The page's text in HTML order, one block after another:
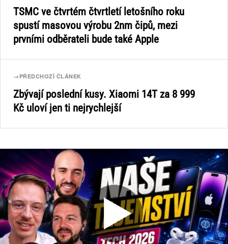
TSMC ve čtvrtém čtvrtletí letošního roku
spustí masovou výrobu 2nm čipů, mezi
prvními odběrateli bude také Apple
→ PŘEDCHOZÍ ČLÁNEK
Zbývají poslední kusy. Xiaomi 14T za 8 999
Kč uloví jen ti nejrychlejší